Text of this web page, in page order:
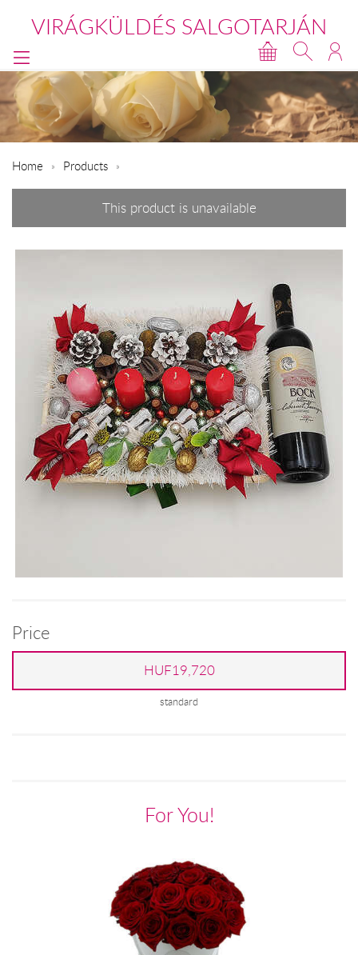
VIRÁGKÜLDÉS SALGOTARJÁN
Home Products
This product is unavailable
Price
HUF19,720
standard
For You!